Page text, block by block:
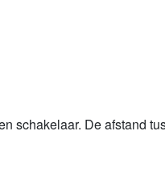
schakelaar. De afstand